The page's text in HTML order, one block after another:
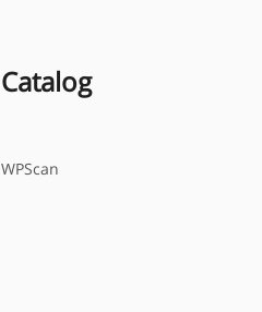
Catalog
WPScan